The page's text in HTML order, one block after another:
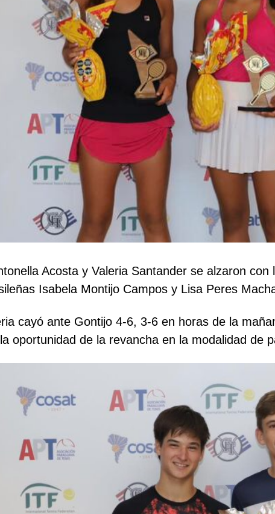
Acosta y Valeria Santander se alzaron
Isabela Montijo Campos y Lisa Peres
cayó ante Gontijo 4-6, 3-6 en horas de la
oportunidad de la revancha en la modalidad de